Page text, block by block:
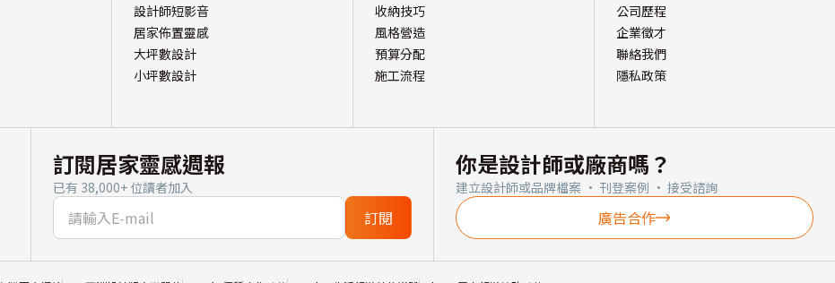
設計師短影音
居家佈置靈感
大坪數設計
小坪數設計
收納技巧
風格營造
預算分配
施工流程
公司歷程
企業徵才
聯絡我們
隱私政策
訂閱居家靈感週報
已有 38,000+ 位讀者加入
訂閱
你是設計師或廠商嗎？
建立設計師或品牌檔案 · 刊登案例 · 接受諮詢
廣告合作